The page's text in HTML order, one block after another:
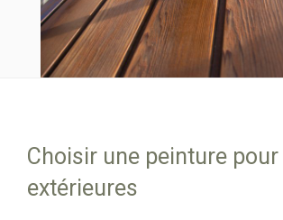
Choisir une peinture
extérieures